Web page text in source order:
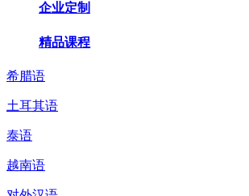
企业定制
精品课程
希腊语
土耳其语
泰语
越南语